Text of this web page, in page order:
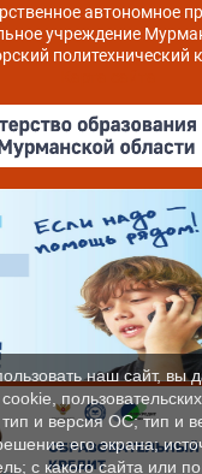
автономное
учреждение
политехнический
наш сайт, вы
и версия ОС; тип и
его экрана;
с какого сайта или